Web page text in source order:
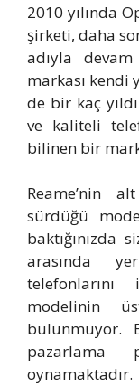
2010 yılında
şirketi, daha
adıyla
markası kendi
de bir kaç
ve kaliteli
bilinen bir
Reame’nin
sürdüğü
baktığınızda
arasında
telefonlarını
modelinin
bulunmuyor.
oynamaktadır.